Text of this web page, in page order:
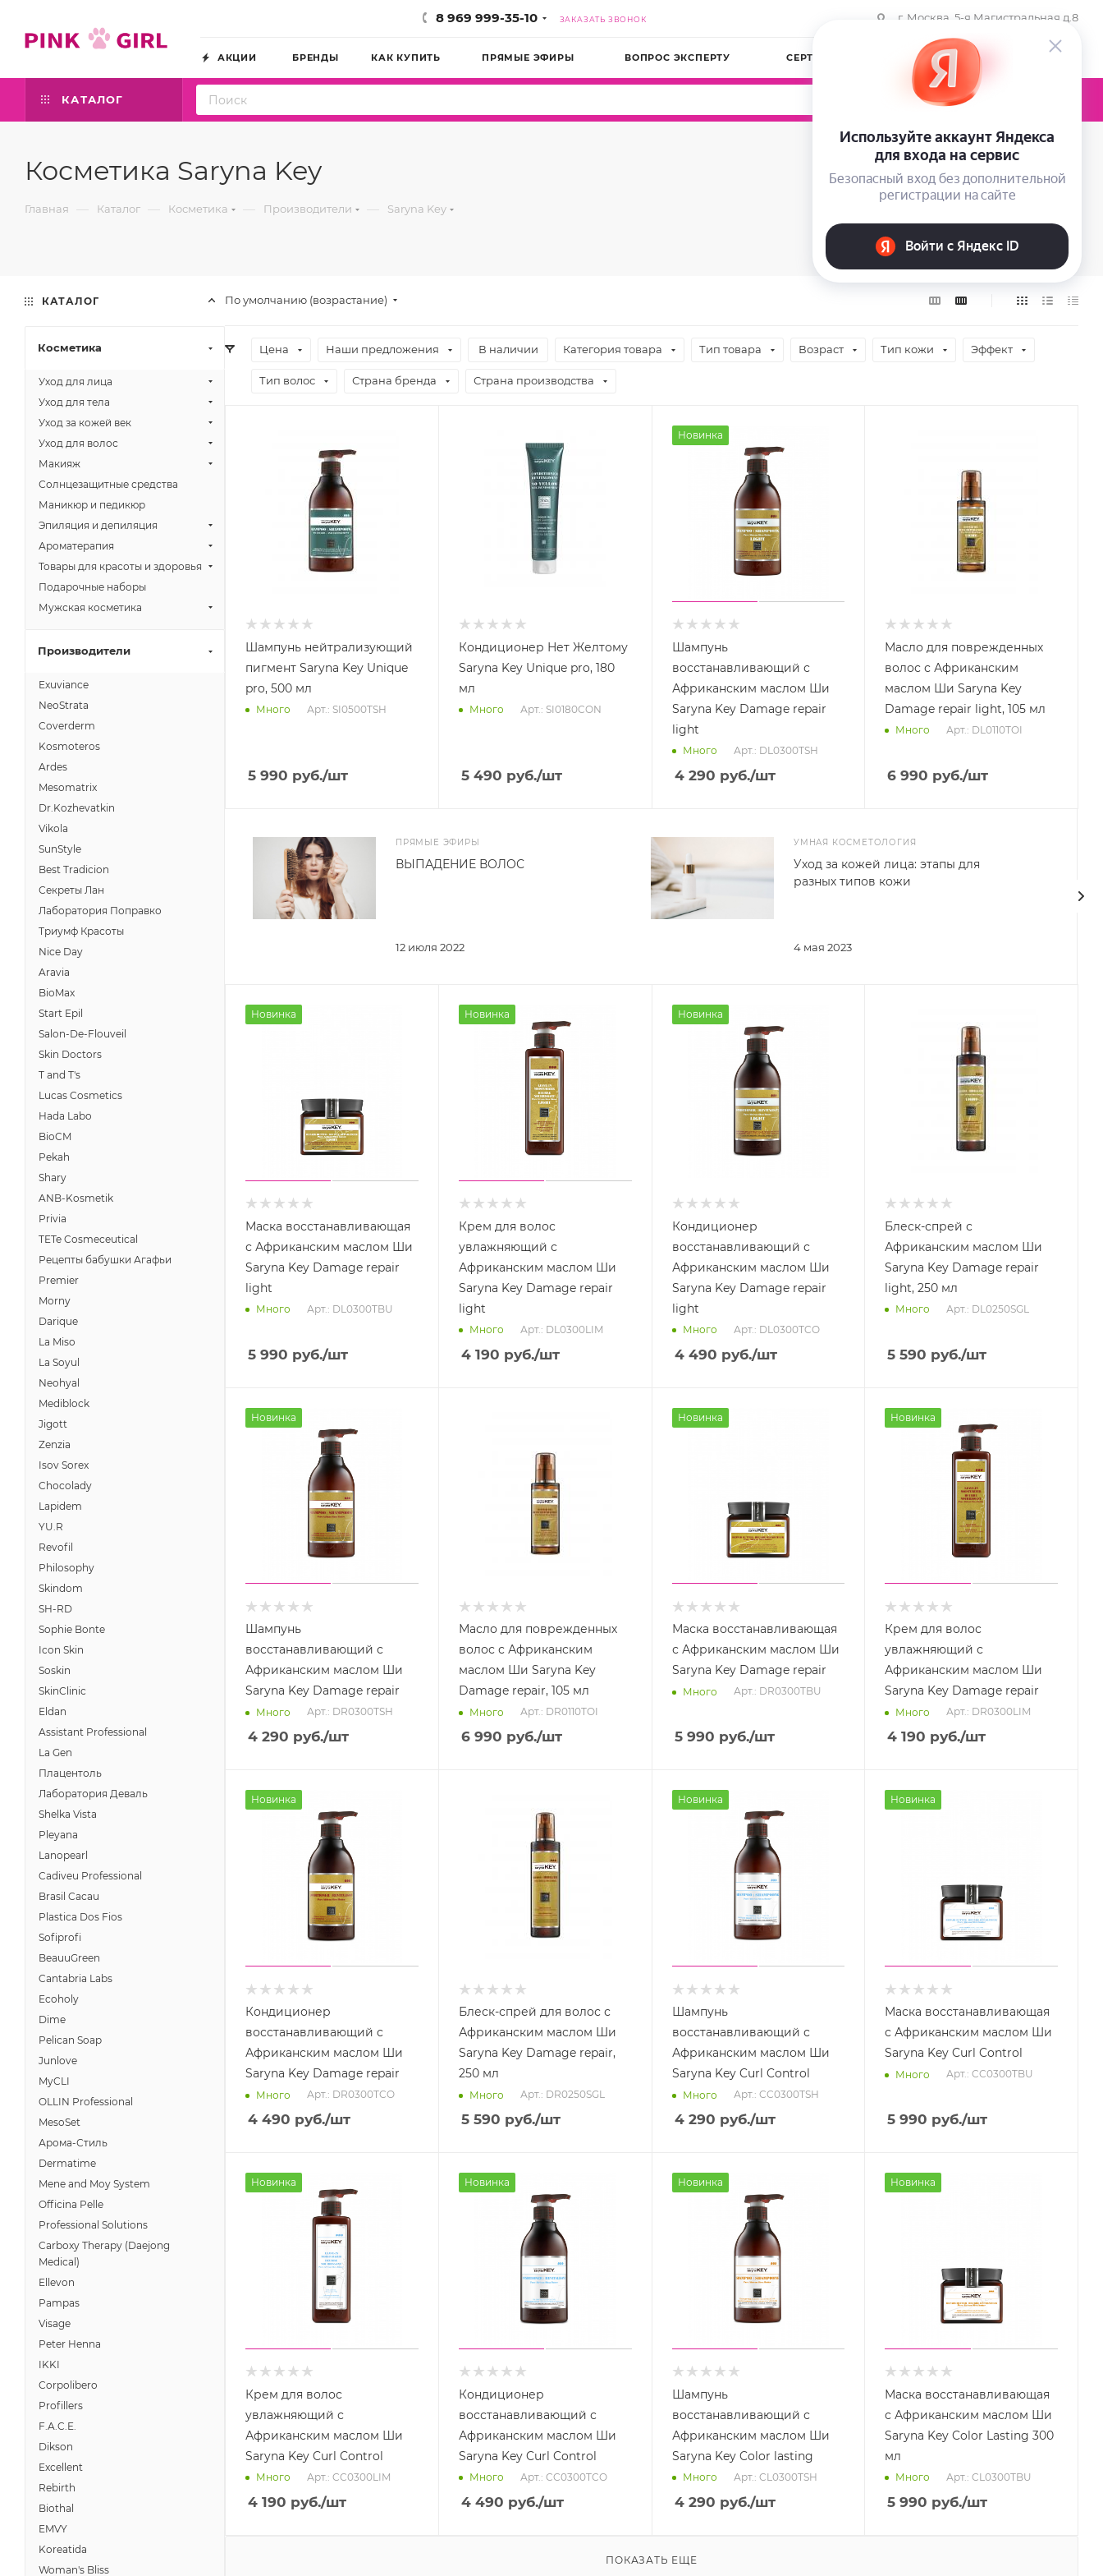
8 969 999-35-10 ЗАКАЗАТЬ ЗВОНОК г. Москва, 5-я Магистральная д.8
АКЦИИ БРЕНДЫ КАК КУПИТЬ ПРЯМЫЕ ЭФИРЫ ВОПРОС ЭКСПЕРТУ СЕРТИФИКАТЫ КОМПАНИЯ
КАТАЛОГ 0
Косметика Saryna Key
Главная — Каталог — Косметика — Производители — Saryna Key
По умолчанию (возрастание)
Цена Наши предложения В наличии Категория товара Тип товара Возраст Тип кожи Эффект
Тип волос Страна бренда Страна производства
Шампунь нейтрализующий
пигмент Saryna Key Unique
pro, 500 мл
Много Арт.: SI0500TSH
5 990 руб./шт
Кондиционер Нет Желтому
Saryna Key Unique pro, 180
мл
Много Арт.: SI0180CON
5 490 руб./шт
Новинка
Шампунь
восстанавливающий с
Африканским маслом Ши
Saryna Key Damage repair
light
Много Арт.: DL0300TSH
4 290 руб./шт
Масло для поврежденных
волос с Африканским
маслом Ши Saryna Key
Damage repair light, 105 мл
Много Арт.: DL0110TOI
6 990 руб./шт
ПРЯМЫЕ ЭФИРЫ
12 июля 2022
ВЫПАДЕНИЕ ВОЛОС
УМНАЯ КОСМЕТОЛОГИЯ
4 мая 2023
Уход за кожей лица: этапы для
разных типов кожи
Новинка
Маска восстанавливающая
с Африканским маслом Ши
Saryna Key Damage repair
light
Много Арт.: DL0300TBU
5 990 руб./шт
Новинка
Крем для волос
увлажняющий с
Африканским маслом Ши
Saryna Key Damage repair
light
Много Арт.: DL0300LIM
4 190 руб./шт
Новинка
Кондиционер
восстанавливающий с
Африканским маслом Ши
Saryna Key Damage repair
light
Много Арт.: DL0300TCO
4 490 руб./шт
Блеск-спрей с
Африканским маслом Ши
Saryna Key Damage repair
light, 250 мл
Много Арт.: DL0250SGL
5 590 руб./шт
Новинка
Шампунь
восстанавливающий с
Африканским маслом Ши
Saryna Key Damage repair
Много Арт.: DR0300TSH
4 290 руб./шт
Масло для поврежденных
волос с Африканским
маслом Ши Saryna Key
Damage repair, 105 мл
Много Арт.: DR0110TOI
6 990 руб./шт
Новинка
Маска восстанавливающая
с Африканским маслом Ши
Saryna Key Damage repair
Много Арт.: DR0300TBU
5 990 руб./шт
Новинка
Крем для волос
увлажняющий с
Африканским маслом Ши
Saryna Key Damage repair
Много Арт.: DR0300LIM
4 190 руб./шт
Новинка
Кондиционер
восстанавливающий с
Африканским маслом Ши
Saryna Key Damage repair
Много Арт.: DR0300TCO
4 490 руб./шт
Блеск-спрей для волос с
Африканским маслом Ши
Saryna Key Damage repair,
250 мл
Много Арт.: DR0250SGL
5 590 руб./шт
Новинка
Шампунь
восстанавливающий с
Африканским маслом Ши
Saryna Key Curl Control
Много Арт.: CC0300TSH
4 290 руб./шт
Новинка
Маска восстанавливающая
с Африканским маслом Ши
Saryna Key Curl Control
Много Арт.: CC0300TBU
5 990 руб./шт
Новинка
Крем для волос
увлажняющий с
Африканским маслом Ши
Saryna Key Curl Control
Много Арт.: CC0300LIM
4 190 руб./шт
Новинка
Кондиционер
восстанавливающий с
Африканским маслом Ши
Saryna Key Curl Control
Много Арт.: CC0300TCO
4 490 руб./шт
Новинка
Шампунь
восстанавливающий с
Африканским маслом Ши
Saryna Key Color lasting
Много Арт.: CL0300TSH
4 290 руб./шт
Новинка
Маска восстанавливающая
с Африканским маслом Ши
Saryna Key Color Lasting 300
мл
Много Арт.: CL0300TBU
5 990 руб./шт
ПОКАЗАТЬ ЕЩЕ
КАТАЛОГ
Косметика
Уход для лица
Уход для тела
Уход за кожей век
Уход для волос
Макияж
Солнцезащитные средства
Маникюр и педикюр
Эпиляция и депиляция
Ароматерапия
Товары для красоты и здоровья
Подарочные наборы
Мужская косметика
Производители
Exuviance
NeoStrata
Coverderm
Kosmoteros
Ardes
Mesomatrix
Dr.Kozhevatkin
Vikola
SunStyle
Best Tradicion
Секреты Лан
Лаборатория Поправко
Триумф Красоты
Nice Day
Aravia
BioMax
Start Epil
Salon-De-Flouveil
Skin Doctors
T and T's
Lucas Cosmetics
Hada Labo
BioCM
Pekah
Shary
ANB-Kosmetik
Privia
TETe Cosmeceutical
Рецепты бабушки Агафьи
Premier
Morny
Darique
La Miso
La Soyul
Neohyal
Mediblock
Jigott
Zenzia
Isov Sorex
Chocolady
Lapidem
YU.R
Revofil
Philosophy
Skindom
SH-RD
Sophie Bonte
Icon Skin
Soskin
SkinClinic
Eldan
Assistant Professional
La Gen
Плацентоль
Лаборатория Деваль
Shelka Vista
Pleyana
Lanopearl
Cadiveu Professional
Brasil Cacau
Plastica Dos Fios
Sofiprofi
BeauuGreen
Cantabria Labs
Ecoholy
Dime
Pelican Soap
Junlove
MyCLI
OLLIN Professional
MesoSet
Арома-Стиль
Dermatime
Mene and Moy System
Officina Pelle
Professional Solutions
Carboxy Therapy (Daejong
Medical)
Ellevon
Pampas
Visage
Peter Henna
IKKI
Corpolibero
Profillers
F.A.C.E.
Dikson
Excellent
Rebirth
Biothal
EMVY
Koreatida
Woman's Bliss